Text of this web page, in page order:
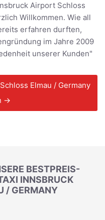
Airport Schloss
Willkommen. Wie all
erfahren durften,
im Jahre 2009
unserer Kunden"
Elmau / Germany
→
BESTPREIS-
INNSBRUCK
/ GERMANY